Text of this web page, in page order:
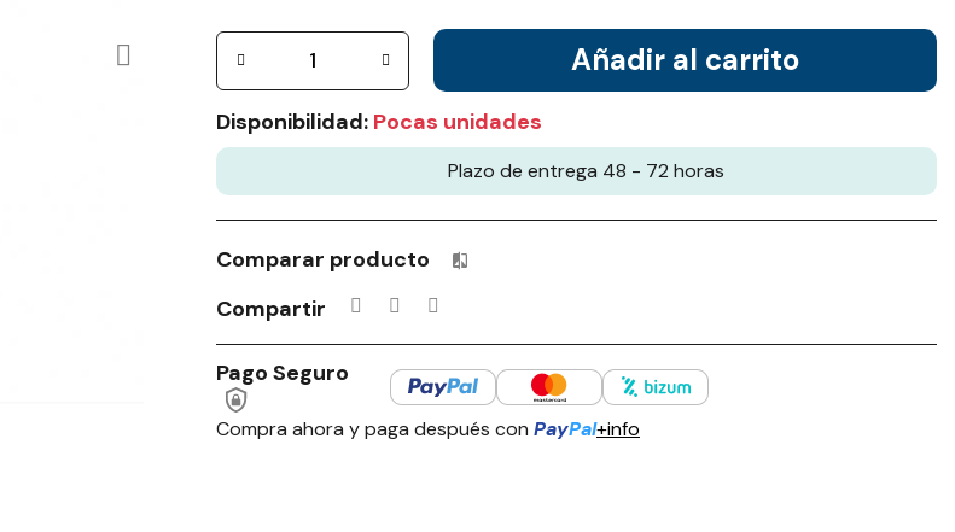
Añadir al carrito
Disponibilidad: Pocas unidades
Plazo de entrega 48 - 72 horas
Comparar producto Productos incluidos en tu lista de comparación: 0 / 4
Compartir
Pago Seguro
Compra ahora y paga después con PayPal+info